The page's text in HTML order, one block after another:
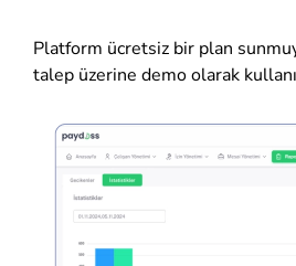
Platform ücretsiz bir plan
talep üzerine demo olarak